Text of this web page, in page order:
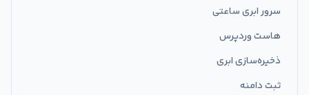
سرور ابری ساعتی
هاست وردپرس
ذخیره‌سازی ابری
ثبت دامنه